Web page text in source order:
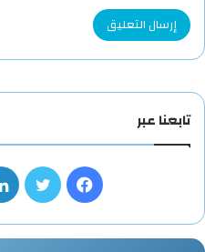
تابعنا عبر
فيسبوك
تويتر